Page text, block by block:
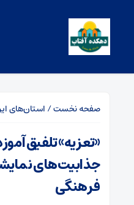
صفحه نخست/ استان‌های
«تعزیه» تلفیق
جذابیت‌های
فرهنگی